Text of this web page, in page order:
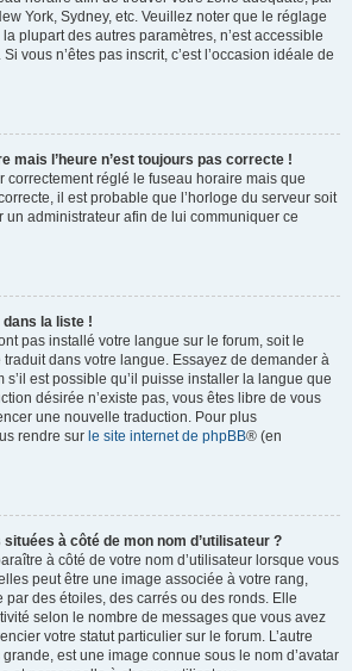
York, Sydney, etc. Veuillez noter que le réglage
plupart des autres paramètres, n’est accessible
vous n’êtes pas inscrit, c’est l’occasion idéale de
mais l’heure n’est toujours pas correcte !
correctement réglé le fuseau horaire mais que
il est probable que l’horloge du serveur soit
un administrateur afin de lui communiquer ce
dans la liste !
pas installé votre langue sur le forum, soit le
traduit dans votre langue. Essayez de demander à
est possible qu’il puisse installer la langue que
désirée n’existe pas, vous êtes libre de vous
une nouvelle traduction. Pour plus
rendre sur le site internet de phpBB® (en
à côté de mon nom d’utilisateur ?
à côté de votre nom d’utilisateur lorsque vous
peut être une image associée à votre rang,
des étoiles, des carrés ou des ronds. Elle
selon le nombre de messages que vous avez
votre statut particulier sur le forum. L’autre
est une image connue sous le nom d’avatar